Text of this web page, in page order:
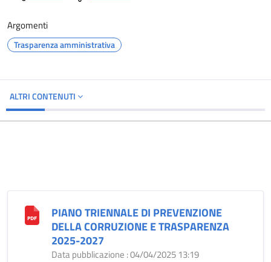
Argomenti
Trasparenza amministrativa
ALTRI CONTENUTI
PIANO TRIENNALE DI PREVENZIONE
DELLA CORRUZIONE E TRASPARENZA
2025-2027
Data pubblicazione : 04/04/2025 13:19